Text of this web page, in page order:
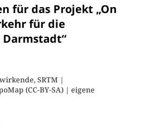
für das Projekt „On
für die
SRTM |
(CC-BY-SA) | eigene